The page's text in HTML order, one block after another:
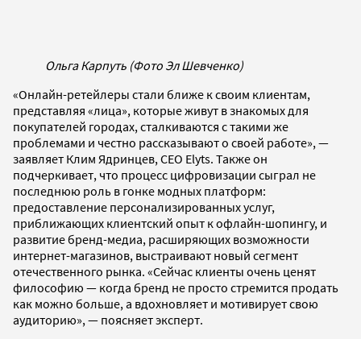
Ольга Карпуть (Фото Эл Шевченко)
«Онлайн-ретейлеры стали ближе к своим клиентам,
представляя «лица», которые живут в знакомых для
покупателей городах, сталкиваются с такими же
проблемами и честно рассказывают о своей работе», —
заявляет Клим Ядринцев, СЕО Elyts. Также он
подчеркивает, что процесс цифровизации сыграл не
последнюю роль в гонке модных платформ:
предоставление персонализированных услуг,
приближающих клиентский опыт к офлайн-шопингу, и
развитие бренд-медиа, расширяющих возможности
интернет-магазинов, выстраивают новый сегмент
отечественного рынка. «Сейчас клиенты очень ценят
философию — когда бренд не просто стремится продать
как можно больше, а вдохновляет и мотивирует свою
аудиторию», — поясняет эксперт.